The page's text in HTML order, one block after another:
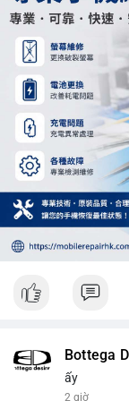
hoảng loạn. Theo
trung trong 24 giờ
#12dot29btc
Bottega
ấy
2 giờ